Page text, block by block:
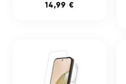
14,99 €